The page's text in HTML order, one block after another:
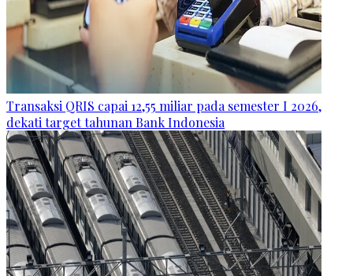
Transaksi QRIS capai 12,55 miliar pada semester I 2026,
dekati target tahunan Bank Indonesia